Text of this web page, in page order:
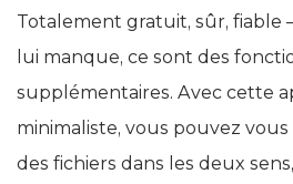
Totalement gratuit, sûr, fiable
lui manque, ce sont des
supplémentaires. Avec cette
minimaliste, vous pouvez
des fichiers dans les deux